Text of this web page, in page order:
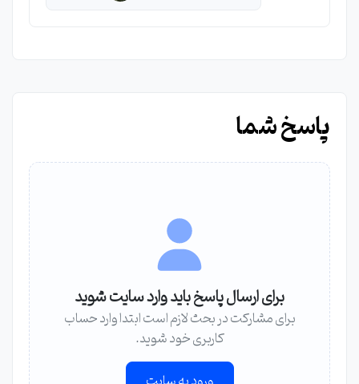
پاسخ شما
برای ارسال پاسخ باید وارد سایت شوید
برای مشارکت در بحث لازم است ابتدا وارد حساب
کاربری خود شوید.